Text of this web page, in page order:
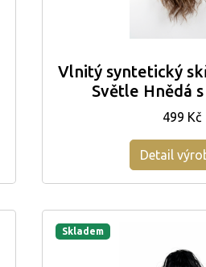
Vlnitý syntetický
Světle Hnědá
499 Kč
Detail
Skladem